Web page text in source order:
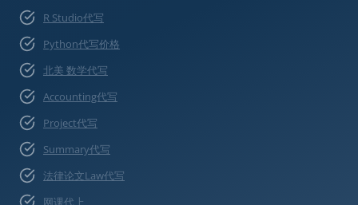
R Studio代写
Python代写价格
北美 数学代写
Accounting代写
Project代写
Summary代写
法律论文Law代写
网课代上